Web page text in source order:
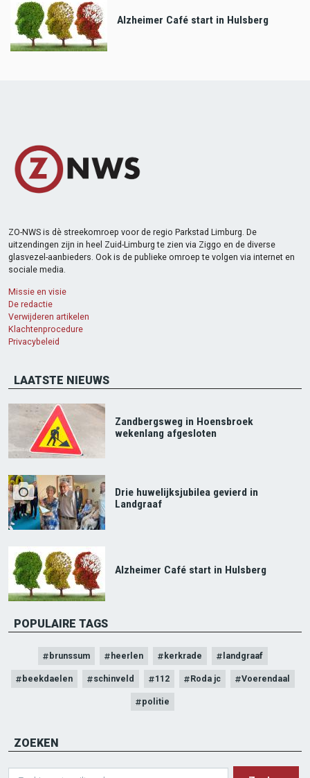
Alzheimer Café start in Hulsberg
ZO-NWS is dè streekomroep voor de regio Parkstad Limburg. De
uitzendingen zijn in heel Zuid-Limburg te zien via Ziggo en de diverse
glasvezel-aanbieders. Ook is de publieke omroep te volgen via internet en
sociale media.
Missie en visie
De redactie
Verwijderen artikelen
Klachtenprocedure
Privacybeleid
LAATSTE NIEUWS
Zandbergsweg in Hoensbroek
wekenlang afgesloten
Drie huwelijksjubilea gevierd in
Landgraaf
Alzheimer Café start in Hulsberg
POPULAIRE TAGS
brunssum heerlen kerkrade landgraaf
beekdaelen schinveld 112 Roda jc Voerendaal
politie
ZOEKEN